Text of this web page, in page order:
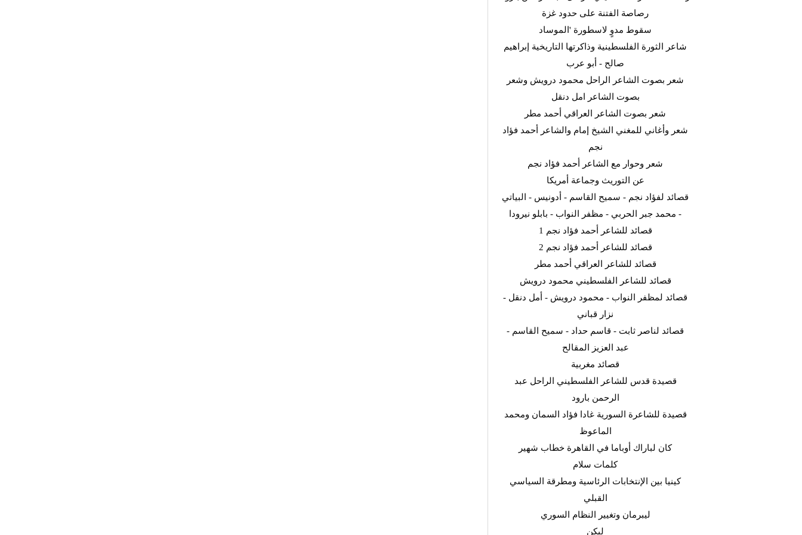
رصاصة الفتنة على حدود غزة
سقوط مدوٍ لاسطورة 'الموساد
شاعر الثورة الفلسطينية وذاكرتها التاريخية إبراهيم
صالح - أبو عرب
شعر بصوت الشاعر الراحل محمود درويش وشعر
بصوت الشاعر امل دنقل
شعر بصوت الشاعر العراقي أحمد مطر
شعر وأغاني للمغني الشيخ إمام والشاعر أحمد فؤاد
نجم
شعر وحوار مع الشاعر أحمد فؤاد نجم
عن التوريث وجماعة أمريكا
قصائد لفؤاد نجم - سميح القاسم - أدونيس - البياتي
- محمد جبر الحربي - مظفر النواب - بابلو نيرودا
قصائد للشاعر أحمد فؤاد نجم 1
قصائد للشاعر أحمد فؤاد نجم 2
قصائد للشاعر العراقي أحمد مطر
قصائد للشاعر الفلسطيني محمود درويش
قصائد لمظفر النواب - محمود درويش - أمل دنقل -
نزار قباني
قصائد لناصر ثابت - قاسم حداد - سميح القاسم -
عبد العزيز المقالح
قصائد مغربية
قصيدة قدس للشاعر الفلسطيني الراحل عبد
الرحمن بارود
قصيدة للشاعرة السورية غادا فؤاد السمان ومحمد
الماعوظ
كان لباراك أوباما في القاهرة خطاب شهير
كلمات سلام
كينيا بين الإنتخابات الرئاسية ومطرقة السياسي
القبلي
ليبرمان وتغيير النظام السوري
ليكن